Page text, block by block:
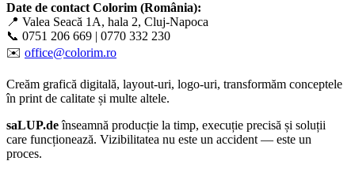
Date de contact Colorim (România):
📍 Valea Seacă 1A, hala 2, Cluj-Napoca
📞 0751 206 669 | 0770 332 230
✉️ office@colorim.ro
Creăm grafică digitală, layout-uri, logo-uri, transformăm conceptele
în print de calitate și multe altele.
saLUP.deînseamnă producție la timp, execuție precisă și soluții
care funcționează. Vizibilitatea nu este un accident — este un
proces.